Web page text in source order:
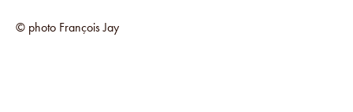
© photo François Jay